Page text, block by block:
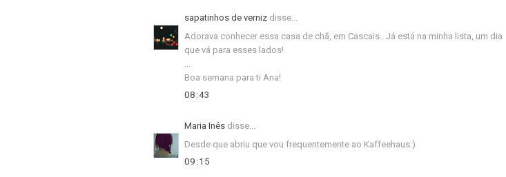
sapatinhos de verniz disse...
Adorava conhecer essa casa de chã, em Cascais.. Já está na minha lista, um dia
que vá para esses lados!
Boa semana para ti Ana!
08:43
Maria Inês disse...
Desde que abriu que vou frequentemente ao Kaffeehaus:)
09:15